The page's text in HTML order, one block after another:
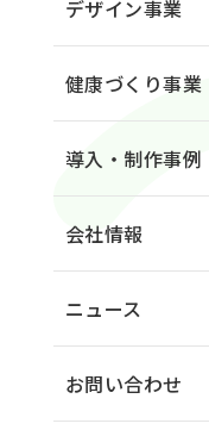
デザイン事業
健康づくり事業
導入・制作事例
会社情報
ニュース
お問い合わせ